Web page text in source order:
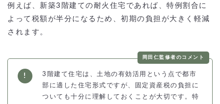
例えば、新築3階建ての耐火住宅であれば、特例割合に
よって税額が半分になるため、初期の負担が大きく軽減
されます。
岡田仁監修者のコメント
3階建て住宅は、土地の有効活用という点で都市
部に適した住宅形式ですが、固定資産税の負担に
ついても十分に理解しておくことが大切です。特